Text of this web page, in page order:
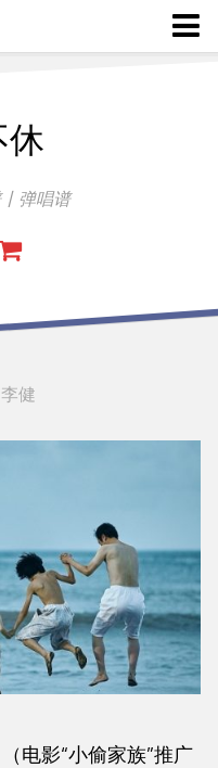
休
弹唱谱
李健
电影“小偷家族”推广